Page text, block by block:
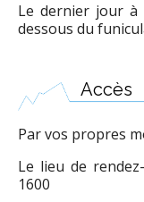
Le dernier jour à
dessous du
Accès
Par vos propres
Le lieu de
1600